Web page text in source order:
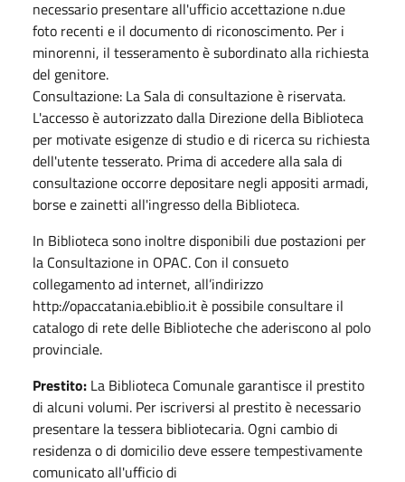
necessario presentare all'ufficio accettazione n.due
foto recenti e il documento di riconoscimento. Per i
minorenni, il tesseramento è subordinato alla richiesta
del genitore.
Consultazione: La Sala di consultazione è riservata.
L'accesso è autorizzato dalla Direzione della Biblioteca
per motivate esigenze di studio e di ricerca su richiesta
dell'utente tesserato. Prima di accedere alla sala di
consultazione occorre depositare negli appositi armadi,
borse e zainetti all'ingresso della Biblioteca.
In Biblioteca sono inoltre disponibili due postazioni per
la Consultazione in OPAC. Con il consueto
collegamento ad internet, all’indirizzo
http://opaccatania.ebiblio.it è possibile consultare il
catalogo di rete delle Biblioteche che aderiscono al polo
provinciale.
Prestito: La Biblioteca Comunale garantisce il prestito
di alcuni volumi. Per iscriversi al prestito è necessario
presentare la tessera bibliotecaria. Ogni cambio di
residenza o di domicilio deve essere tempestivamente
comunicato all'ufficio di